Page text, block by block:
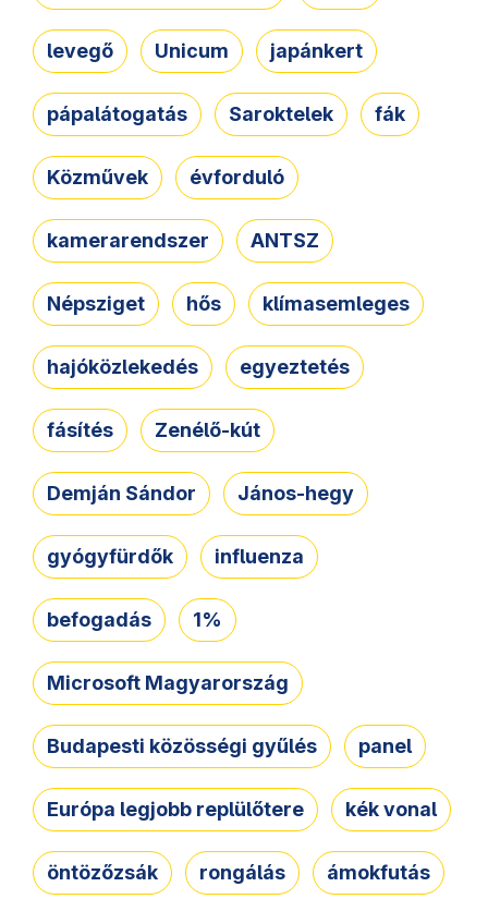
levegő Unicum japánkert
pápalátogatás Saroktelek fák
Közművek évforduló
kamerarendszer ANTSZ
Népsziget hős klímasemleges
hajóközlekedés egyeztetés
fásítés Zenélő-kút
Demján Sándor János-hegy
gyógyfürdők influenza
befogadás 1%
Microsoft Magyarország
Budapesti közösségi gyűlés panel
Európa legjobb replülőtere kék vonal
öntözőzsák rongálás ámokfutás